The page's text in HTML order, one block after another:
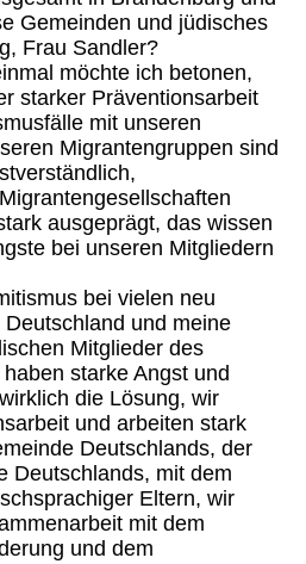
Gemeinden und jüdisches
Frau Sandler?
möchte ich betonen,
starker Präventionsarbeit
mit unseren
Migrantengruppen sind
ausgeprägt, das wissen
bei unseren Mitgliedern
bei vielen neu
und meine
Mitglieder des
starke Angst und
die Lösung, wir
und arbeiten stark
Deutschlands, der
Deutschlands, mit dem
Eltern, wir
mit dem
und dem